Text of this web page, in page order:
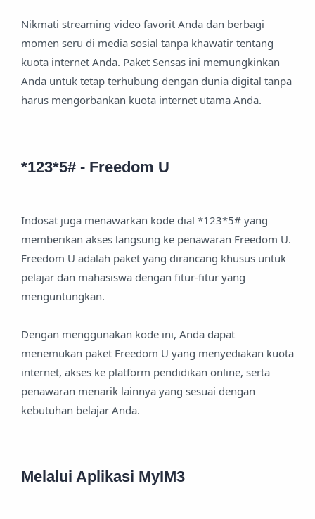
Nikmati streaming video favorit Anda dan berbagi
momen seru di media sosial tanpa khawatir tentang
kuota internet Anda. Paket Sensas ini memungkinkan
Anda untuk tetap terhubung dengan dunia digital tanpa
harus mengorbankan kuota internet utama Anda.
*123*5# - Freedom U
Indosat juga menawarkan kode dial *123*5# yang
memberikan akses langsung ke penawaran Freedom U.
Freedom U adalah paket yang dirancang khusus untuk
pelajar dan mahasiswa dengan fitur-fitur yang
menguntungkan.
Dengan menggunakan kode ini, Anda dapat
menemukan paket Freedom U yang menyediakan kuota
internet, akses ke platform pendidikan online, serta
penawaran menarik lainnya yang sesuai dengan
kebutuhan belajar Anda.
Melalui Aplikasi MyIM3